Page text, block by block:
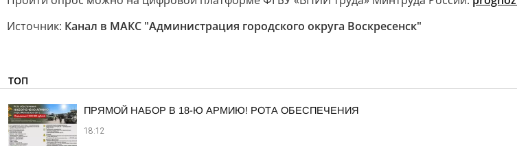
Источник: Канал в МАКС "Администрация городского округа Воскресенск"
ТОП
ПРЯМОЙ НАБОР В 18-Ю АРМИЮ! РОТА ОБЕСПЕЧЕНИЯ
18:12